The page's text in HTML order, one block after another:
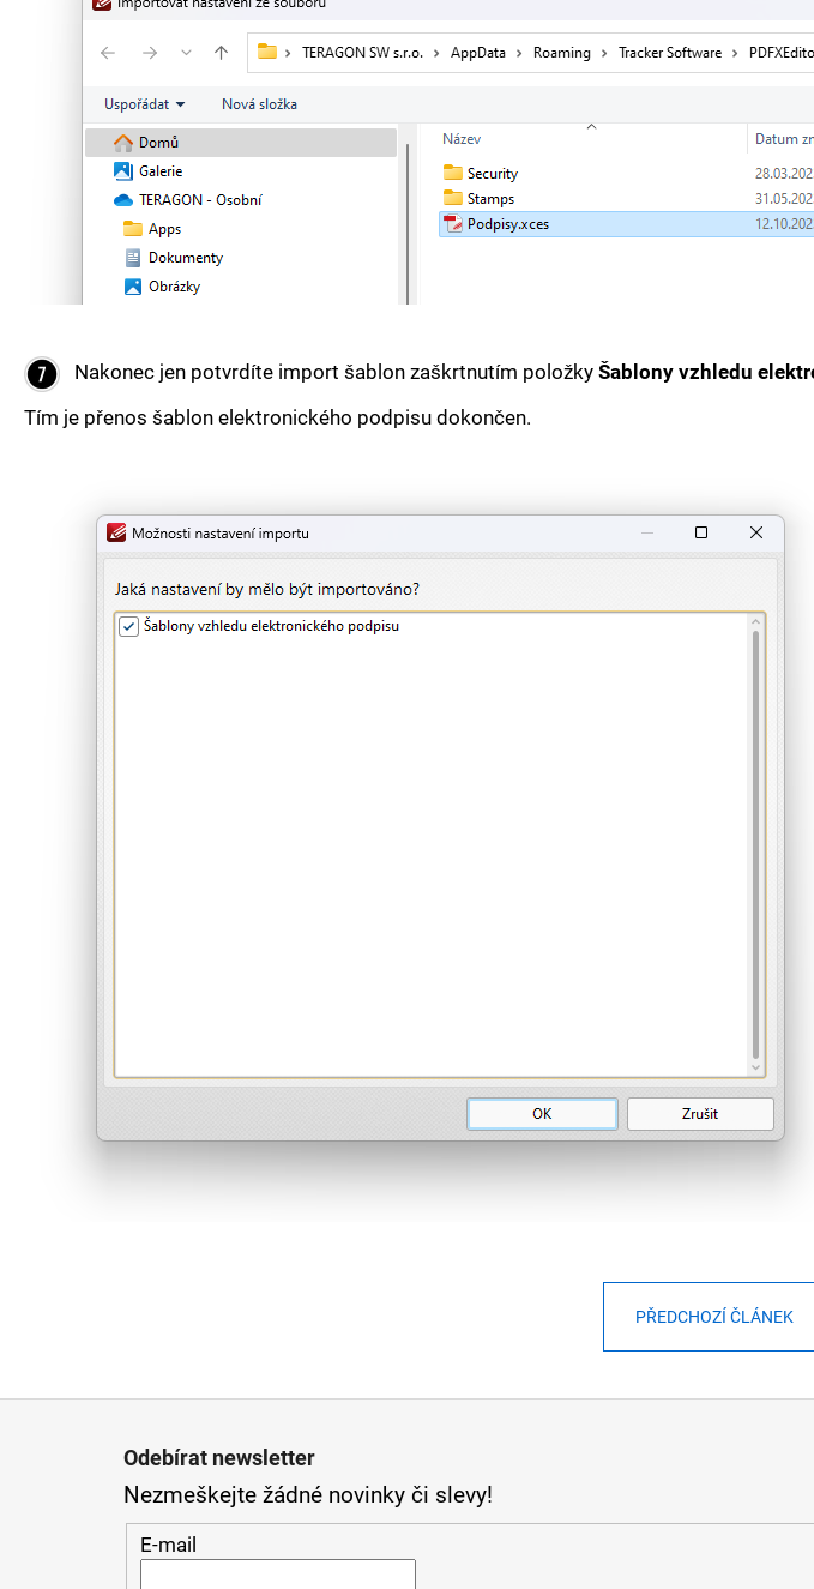
Nakonec jen potvrdíte import šablon zaškrtnutím položky Šablony vzhledu
Tím je přenos šablon elektronického podpisu dokončen.
PŘEDCHOZÍ ČLÁNEK
Odebírat newsletter
Nezmeškejte žádné novinky či slevy!
E-mail